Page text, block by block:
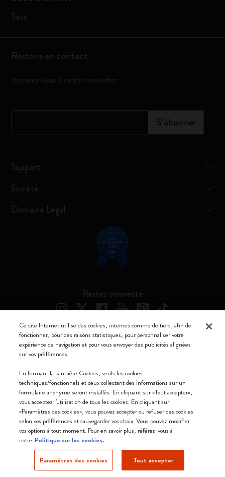
Sacs
Restons en contact
Inscrivez-vous à notre newsletter
S’abonner
Support
Société
Domaine Légal
Restez connecté
Belgique (français)
Nous acceptons
Moleskine ® est une marque enregistrée de Moleskine Srl a socio unico
Italia - P. IVA / CCIAA n. 07234480965 - REA MI 1945400 - Cap.
Soc. €2.181.513,42
Ce site Internet utilise des cookies, internes comme de tiers, afin de
fonctionner, pour des raisons statistiques, pour personnaliser votre
expérience de navigation et pour vous envoyer des publicités alignées
sur vos préférences.
En fermant la bannière Cookies, seuls les cookies
techniques/fonctionnels et ceux collectant des informations sur un
formulaire anonyme seront installés. En cliquant sur «Tout accepter»,
vous acceptez l'utilisation de tous les cookies. En cliquant sur
«Paramètres des cookies», vous pouvez accepter ou refuser des cookies
selon vos préférences et sauvegarder vos choix. Vous pouvez modifier
vos options à tout moment. Pour en savoir plus, référez-vous à
notre Politique sur les cookies.
Paramètres des cookies Tout accepter